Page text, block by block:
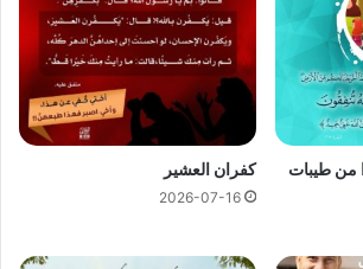
من طيبات
كفران العشير
2026-07-16